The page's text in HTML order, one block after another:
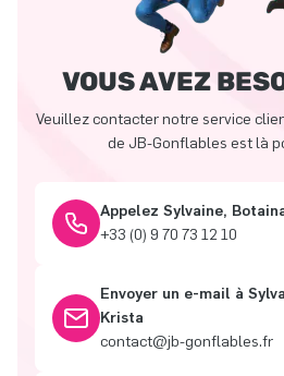
VOUS AVEZ
Veuillez contacter notre service
de JB-Gonflables est là
Appelez Sylvaine,
+33 (0) 9 70 73 12 10
Envoyer un e-mail à
Krista
contact@jb-gonflables.fr